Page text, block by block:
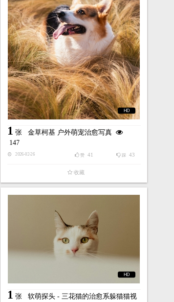
HD
1 张 金草柯基 户外萌宠治愈写真
147
2026-02-26 踩 43
赞 41
收藏
HD
1 张 软萌探头 - 三花猫的治愈系躲猫猫视